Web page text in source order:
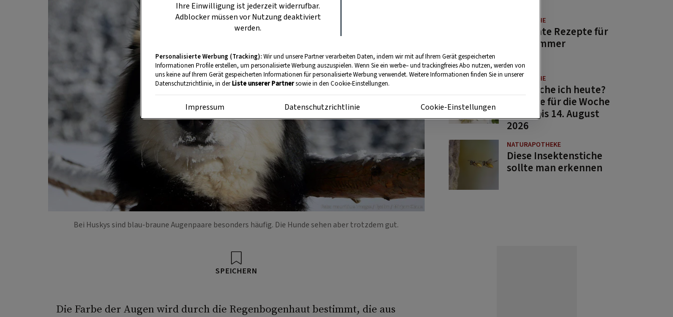
Foto: mauritius images / EyeEm / Mirjam Claus
Bei Huskys sind blau-braune Augenpaare besonders häufig. Die Hunde sehen aber trotzdem gut.
SPEICHERN
Die Farbe der Augen wird durch die Regenbogenhaut bestimmt, die aus
GUTE KÜCHE
11 leichte Rezepte für
den Sommer
GUTE KÜCHE
Was koche ich heute?
Rezepte für die Woche
von 7. bis 14. August
2026
NATURAPOTHEKE
Diese Insektenstiche
sollte man erkennen
Ihre Einwilligung ist jederzeit widerrufbar.
Adblocker müssen vor Nutzung deaktiviert
werden.
Personalisierte Werbung (Tracking):Wir und unsere Partner verarbeiten Daten, indem wir mit auf Ihrem Gerät gespeicherten
Informationen Profile erstellen, um personalisierte Werbung auszuspielen. Wenn Sie ein werbe– und trackingfreies Abo nutzen, werden von
uns keine auf Ihrem Gerät gespeicherten Informationen für personalisierte Werbung verwendet. Weitere Informationen finden Sie in unserer
Datenschutzrichtlinie, in derListe unserer Partnersowie in den Cookie-Einstellungen.
Impressum Datenschutzrichtlinie Cookie-Einstellungen